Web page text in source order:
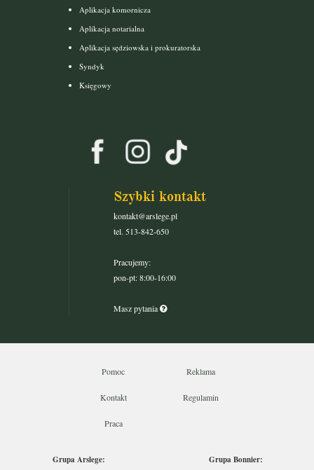
Aplikacja komornicza
Aplikacja notarialna
Aplikacja sędziowska i prokuratorska
Syndyk
Księgowy
Szybki kontakt
kontakt@arslege.pl
tel. 513-842-650
Pracujemy:
pon-pt: 8:00-16:00
Masz pytania
Pomoc Reklama
Kontakt Regulamin
Praca
Grupa Arslege: Grupa Bonnier: